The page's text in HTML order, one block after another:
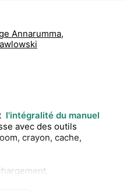
Annarumma,
l'intégralité du manuel
avec des outils
crayon, cache,